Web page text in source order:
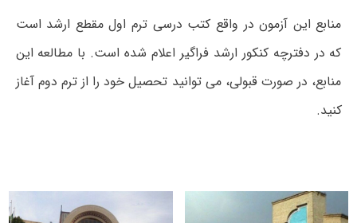
منابع این آزمون در واقع کتب درسی ترم اول مقطع ارشد است
که در دفترچه کنکور ارشد فراگیر اعلام شده است. با مطالعه این
منابع، در صورت قبولی، می توانید تحصیل خود را از ترم دوم آغاز
کنید.